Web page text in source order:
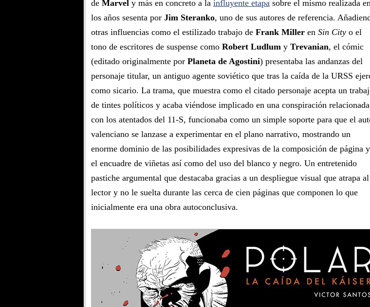
de Marvel y más en concreto a la influyente etapa sobre el mismo realizada
los años sesenta por Jim Steranko, uno de sus autores de referencia.
otras influencias como el estilizado trabajo de Frank Miller en Sin City o el
tono de escritores de suspense como Robert Ludlum y Trevanian, el cómic
(editado originalmente por Planeta de Agostini) presentaba las andanzas del
personaje titular, un antiguo agente soviético que tras la caída de la URSS
como sicario. La trama, que muestra como el citado personaje acepta un
de tintes políticos y acaba viéndose implicado en una conspiración relacionada
con los atentados del 11-S, funcionaba como un simple soporte para que el
valenciano se lanzase a experimentar en el plano narrativo, mostrando un
enorme dominio de las posibilidades expresivas de la composición de página y
el encuadre de viñetas así como del uso del blanco y negro. Un entretenido
pastiche argumental que destacaba gracias a un despliegue visual que atrapa al
lector y no le suelta durante las cerca de cien páginas que componen lo que
inicialmente era una obra autoconclusiva.